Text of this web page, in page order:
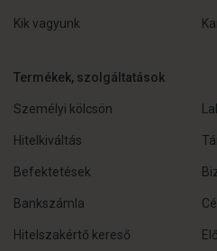
Kik vagyunk
Termékek, szolgáltatások
Személyi kölcsön
Hitelkiváltás
Befektetések
Bankszámla
Hitelszakértő kereső